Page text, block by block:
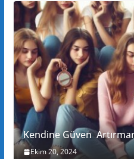
Kendine Güven
Ekim 20, 2024